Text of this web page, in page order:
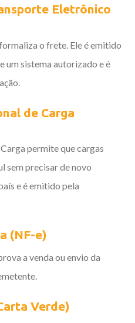
Eletrônico
o frete. Ele é emitido
um sistema autorizado e é
de Carga
permite que cargas
sem precisar de novo
e é emitido pela
(NF-e)
a venda ou envio da
Verde)